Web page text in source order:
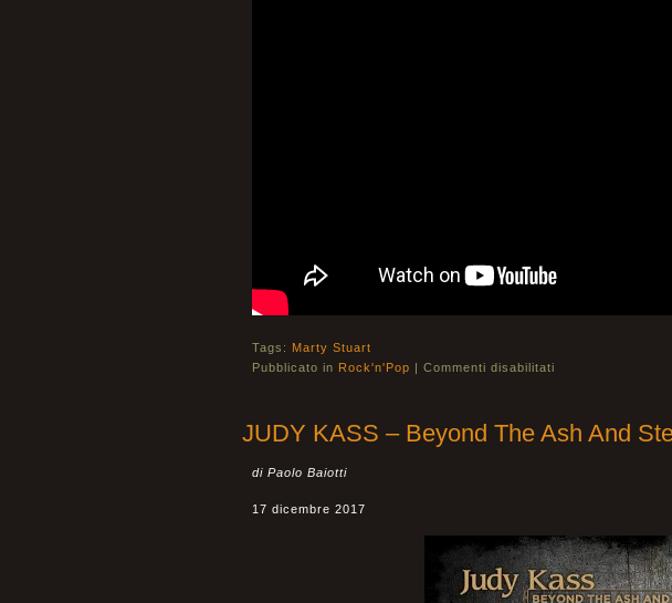
Tags: Marty Stuart
Pubblicato in Rock'n'Pop | Commenti disabilitati
JUDY KASS – Beyond The Ash And
di Paolo Baiotti
17 dicembre 2017